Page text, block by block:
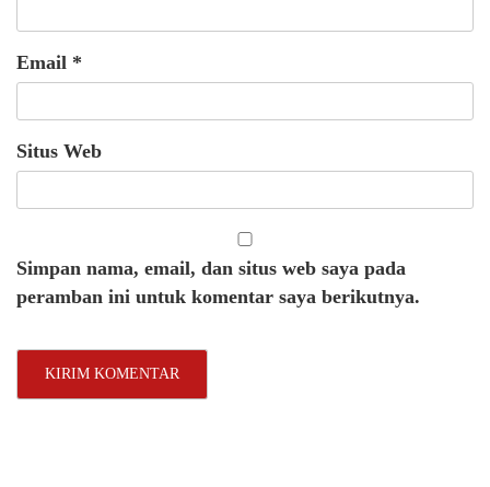
Email *
Situs Web
Simpan nama, email, dan situs web saya pada
peramban ini untuk komentar saya berikutnya.